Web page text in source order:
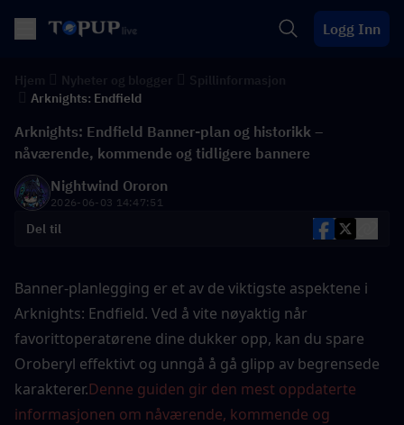
Logg Inn
Arknights: Endfield
Arknights: Endfield Banner-plan og historikk –
nåværende, kommende og tidligere bannere
Nightwind Ororon
2026-06-03 14:47:51
Del til
Banner-planlegging er et av de viktigste aspektene i
Arknights: Endfield. Ved å vite nøyaktig når
favorittoperatørene dine dukker opp, kan du spare
Oroberyl effektivt og unngå å gå glipp av begrensede
karakterer.Denne guiden gir den mest oppdaterte
informasjonen om nåværende, kommende og